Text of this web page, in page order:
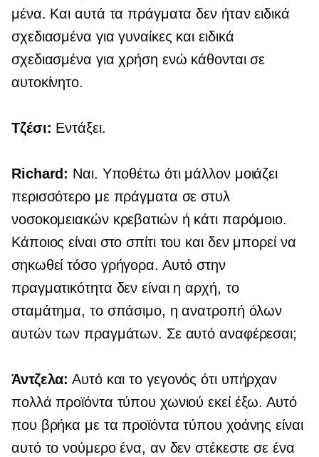
μένα. Και αυτά τα πράγματα δεν ήταν ειδικά
σχεδιασμένα για γυναίκες και ειδικά
σχεδιασμένα για χρήση ενώ κάθονται σε
αυτοκίνητο.
Τζέσι: Εντάξει.
Richard: Ναι. Υποθέτω ότι μάλλον μοιάζει
περισσότερο με πράγματα σε στυλ
νοσοκομειακών κρεβατιών ή κάτι παρόμοιο.
Κάποιος είναι στο σπίτι του και δεν μπορεί να
σηκωθεί τόσο γρήγορα. Αυτό στην
πραγματικότητα δεν είναι η αρχή, το
σταμάτημα, το σπάσιμο, η ανατροπή όλων
αυτών των πραγμάτων. Σε αυτό αναφέρεσαι;
Άντζελα: Αυτό και το γεγονός ότι υπήρχαν
πολλά προϊόντα τύπου χωνιού εκεί έξω. Αυτό
που βρήκα με τα προϊόντα τύπου χοάνης είναι
αυτό το νούμερο ένα, αν δεν στέκεστε σε ένα